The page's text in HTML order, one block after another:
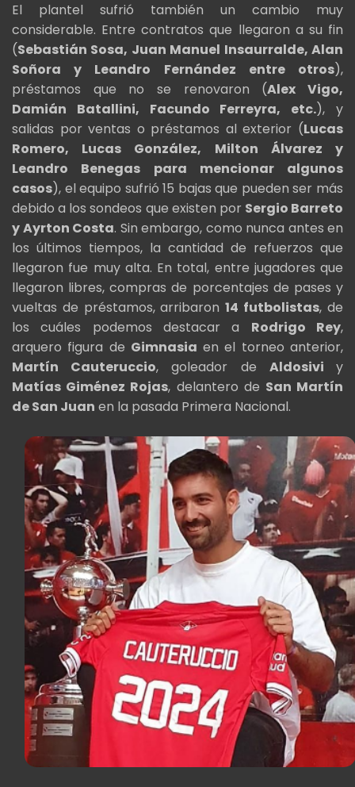
El plantel sufrió también un cambio muy
considerable. Entre contratos que llegaron a su fin
(Sebastián Sosa, Juan Manuel Insaurralde, Alan
Soñora y Leandro Fernández entre otros),
préstamos que no se renovaron (Alex Vigo,
Damián Batallini, Facundo Ferreyra, etc.), y
salidas por ventas o préstamos al exterior (Lucas
Romero, Lucas González, Milton Álvarez y
Leandro Benegas para mencionar algunos
casos), el equipo sufrió 15 bajas que pueden ser más
debido a los sondeos que existen por Sergio Barreto
y Ayrton Costa. Sin embargo, como nunca antes en
los últimos tiempos, la cantidad de refuerzos que
llegaron fue muy alta. En total, entre jugadores que
llegaron libres, compras de porcentajes de pases y
vueltas de préstamos, arribaron14 futbolistas, de
los cuáles podemos destacar a Rodrigo Rey,
arquero figura de Gimnasia en el torneo anterior,
Martín Cauteruccio, goleador de Aldosiviy
Matías Giménez Rojas, delantero de San Martín
de San Juan en la pasada Primera Nacional.